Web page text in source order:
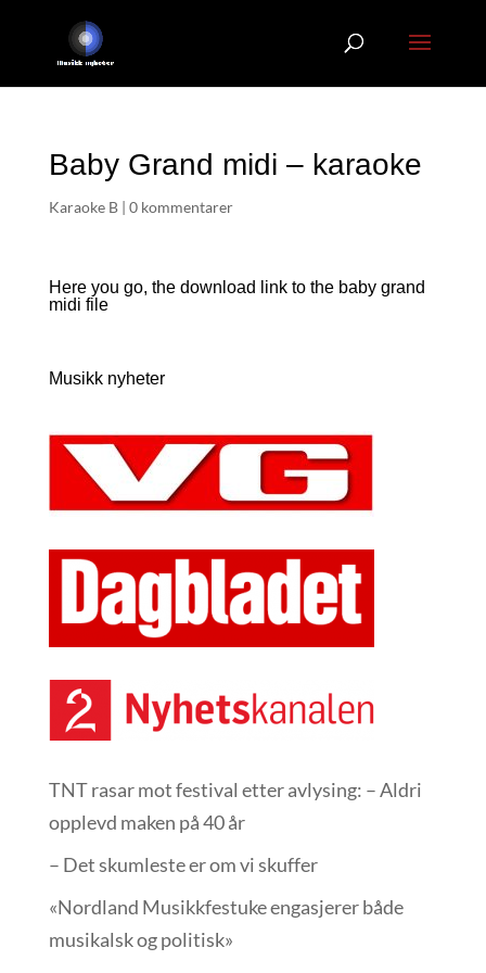
Baby Grand midi – karaoke
Karaoke B| 0 kommentarer
Here you go, the download link to the baby grand
midi file
Musikk nyheter
TNT rasar mot festival etter avlysing: – Aldri
opplevd maken på 40 år
– Det skumleste er om vi skuffer
«Nordland Musikkfest­uke engasjerer både
musikalsk og politisk»